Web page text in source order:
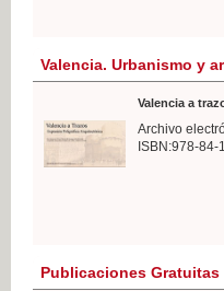
Valencia. Urbanismo y
Valencia a
Archivo
ISBN:978-84-
Publicaciones Gratuitas